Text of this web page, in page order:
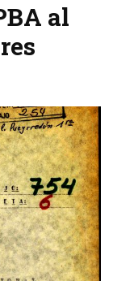
al